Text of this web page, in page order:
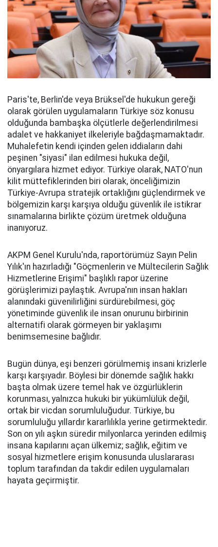
Paris'te, Berlin'de veya Brüksel'de hukukun gereği
olarak görülen uygulamaların Türkiye söz konusu
olduğunda bambaşka ölçütlerle değerlendirilmesi
adalet ve hakkaniyet ilkeleriyle bağdaşmamaktadır.
Muhalefetin kendi içinden gelen iddiaların dahi
peşinen "siyasi" ilan edilmesi hukuka değil,
önyargılara hizmet ediyor. Türkiye olarak, NATO'nun
kilit müttefiklerinden biri olarak, önceliğimizin
Türkiye-Avrupa stratejik ortaklığını güçlendirmek ve
bölgemizin karşı karşıya olduğu güvenlik ile istikrar
sınamalarına birlikte çözüm üretmek olduğuna
inanıyoruz.
AKPM Genel Kurulu'nda, raportörümüz Sayın Pelin
Yılık'ın hazırladığı "Göçmenlerin ve Mültecilerin Sağlık
Hizmetlerine Erişimi" başlıklı rapor üzerine
görüşlerimizi paylaştık. Avrupa'nın insan hakları
alanındaki güvenilirliğini sürdürebilmesi, göç
yönetiminde güvenlik ile insan onurunu birbirinin
alternatifi olarak görmeyen bir yaklaşımı
benimsemesine bağlıdır.
Bugün dünya, eşi benzeri görülmemiş insani krizlerle
karşı karşıyadır. Böylesi bir dönemde sağlık hakkı
başta olmak üzere temel hak ve özgürlüklerin
korunması, yalnızca hukuki bir yükümlülük değil,
ortak bir vicdan sorumluluğudur. Türkiye, bu
sorumluluğu yıllardır kararlılıkla yerine getirmektedir.
Son on yılı aşkın süredir milyonlarca yerinden edilmiş
insana kapılarını açan ülkemiz; sağlık, eğitim ve
sosyal hizmetlere erişim konusunda uluslararası
toplum tarafından da takdir edilen uygulamaları
hayata geçirmiştir.